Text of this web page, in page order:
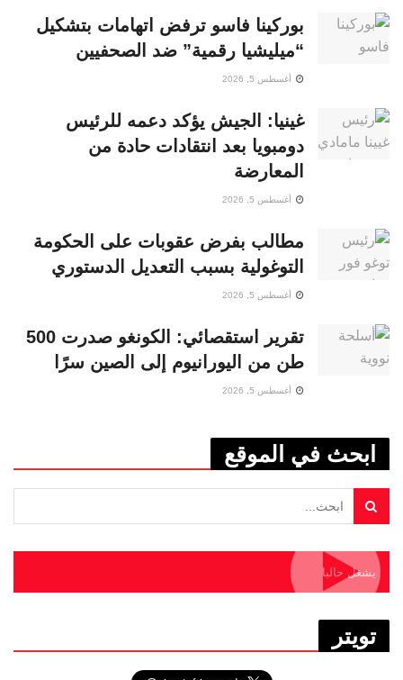
بوركينا فاسو ترفض اتهامات بتشكيل
“ميليشيا رقمية” ضد الصحفيين
أغسطس 5, 2026
غينيا: الجيش يؤكد دعمه للرئيس
دومبويا بعد انتقادات حادة من
المعارضة
أغسطس 5, 2026
مطالب بفرض عقوبات على الحكومة
التوغولية بسبب التعديل الدستوري
أغسطس 5, 2026
تقرير استقصائي: الكونغو صدرت 500
طن من اليورانيوم إلى الصين سرًا
أغسطس 5, 2026
ابحث في الموقع
يشغل حاليا
تويتر